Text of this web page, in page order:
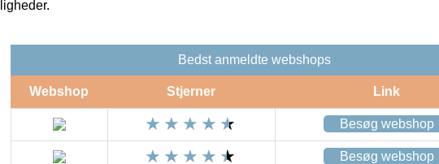
Bedst anmeldte webshops
Webshop Stjerner Link
Besøg webshop
Besøg webshop